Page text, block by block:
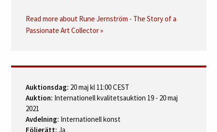
Read more about Rune Jernström - The Story of a
Passionate Art Collector »
Auktionsdag: 20 maj kl 11:00 CEST
Auktion: Internationell kvalitetsauktion 19 - 20 maj
2021
Avdelning: Internationell konst
Följerätt: Ja